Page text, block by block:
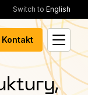
Switch to English
Kontakt